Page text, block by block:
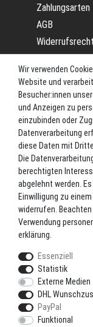
Zahlungsarten
AGB
Widerrufsrecht
Impressum
Datenschutz
Versand
Blog
TOP-
Angel-Rollen
Angel-Zubehör
Bekleidung
Camping
Markenshop
Ruten
Ruten + Rolle
Wir verwenden
Website und
Besucher:innen
und Anzeigen zu
einzubinden oder
Datenverarbeitung
diese Daten mit
Die
berechtigten
abgelehnt werden.
Einwilligung zu
widerrufen.
Verwendung
erklärung
Essenziell
Statistik
Externe Medien
DHL
PayPal
Funktional